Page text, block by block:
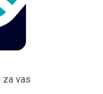
vas